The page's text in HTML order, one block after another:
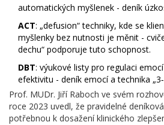
automatických myšlenek - deník
ACT: „defusion“ techniky, kde se
myšlenky bez nutnosti je měnit -
dechu“ podporuje tuto schopnost.
DBT: výukové listy pro regulaci
efektivitu - deník emocí a technika
Prof. MUDr. Jiří Raboch ve svém
roce 2023 uvedl, že pravidelné
potřebnou k dosažení klinického